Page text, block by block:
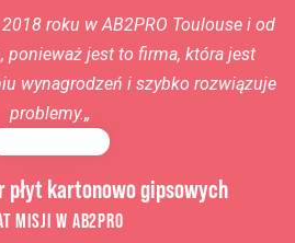
roku w AB2PRO Toulouse i od
ponieważ jest to firma, która jest
wynagrodzeń i szybko rozwiązuje
problemy.„
płyt kartonowo gipsowych
MISJI W AB2PRO